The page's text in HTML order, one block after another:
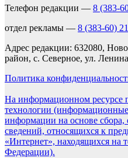
Телефон редакции — 8 (383-
отдел рекламы — 8 (383-60)
Адрес редакции: 632080,
район, с. Северное, ул.
Политика
На информационном ресурсе
технологии
информации на основе сбора,
сведений, относящихся к
«Интернет», находящихся на
Федерации).